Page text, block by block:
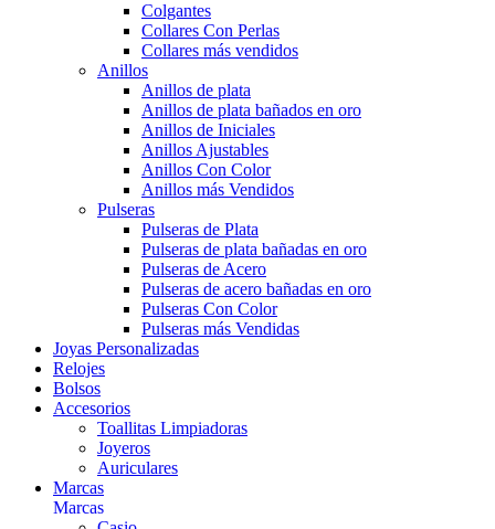
Colgantes
Collares Con Perlas
Collares más vendidos
Anillos
Anillos de plata
Anillos de plata bañados en oro
Anillos de Iniciales
Anillos Ajustables
Anillos Con Color
Anillos más Vendidos
Pulseras
Pulseras de Plata
Pulseras de plata bañadas en oro
Pulseras de Acero
Pulseras de acero bañadas en oro
Pulseras Con Color
Pulseras más Vendidas
Joyas Personalizadas
Relojes
Bolsos
Accesorios
Toallitas Limpiadoras
Joyeros
Auriculares
Marcas
Marcas